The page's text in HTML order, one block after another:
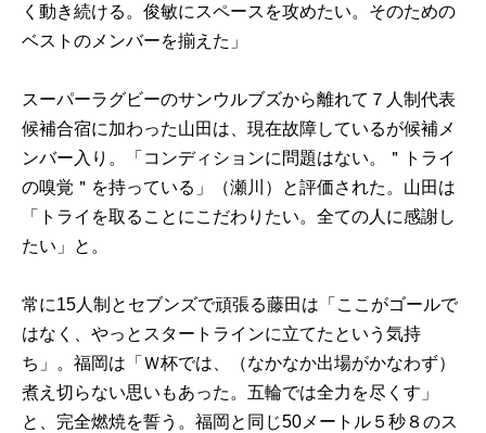
く動き続ける。俊敏にスペースを攻めたい。そのための
ベストのメンバーを揃えた」
スーパーラグビーのサンウルブズから離れて７人制代表
候補合宿に加わった山田は、現在故障しているが候補メ
ンバー入り。「コンディションに問題はない。＂トライ
の嗅覚＂を持っている」（瀬川）と評価された。山田は
「トライを取ることにこだわりたい。全ての人に感謝し
たい」と。
常に15人制とセブンズで頑張る藤田は「ここがゴールで
はなく、やっとスタートラインに立てたという気持
ち」。福岡は「Ｗ杯では、（なかなか出場がかなわず）
煮え切らない思いもあった。五輪では全力を尽くす」
と、完全燃焼を誓う。福岡と同じ50メートル５秒８のス